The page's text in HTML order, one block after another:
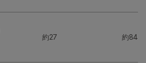
約27 約84